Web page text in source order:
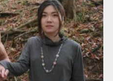
2021.07.8
AKIHITO(細マッチョ) 大胸筋 腹筋
ジオ番組「ONE MORNING」
！事件ですよ」に取材されまし